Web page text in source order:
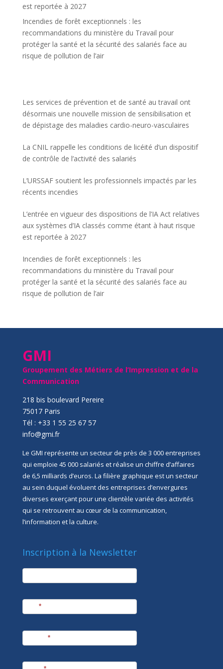
est reportée à 2027
Incendies de forêt exceptionnels : les
recommandations du ministère du Travail pour
protéger la santé et la sécurité des salariés face au
risque de pollution de l’air
Les services de prévention et de santé au travail ont
désormais une nouvelle mission de sensibilisation et
de dépistage des maladies cardio-neuro-vasculaires
La CNIL rappelle les conditions de licéité d’un dispositif
de contrôle de l’activité des salariés
L’URSSAF soutient les professionnels impactés par les
récents incendies
L’entrée en vigueur des dispositions de l’IA Act relatives
aux systèmes d’IA classés comme étant à haut risque
est reportée à 2027
Incendies de forêt exceptionnels : les
recommandations du ministère du Travail pour
protéger la santé et la sécurité des salariés face au
risque de pollution de l’air
GMI
Groupement des Métiers de l’Impression et de la
Communication
218 bis boulevard Pereire
75017 Paris
Tél : +33 1 55 25 67 57
info@gmi.fr
Le GMI représente un secteur de près de 3 000 entreprises
qui emploie 45 000 salariés et réalise un chiffre d’affaires
de 6,5 milliards d’euros. La filière graphique est un secteur
au sein duquel évoluent des entreprises d’envergures
diverses exerçant pour une clientèle variée des activités
qui se retrouvent au cœur de la communication,
l’information et la culture.
Inscription à la Newsletter
newsletter
*
*